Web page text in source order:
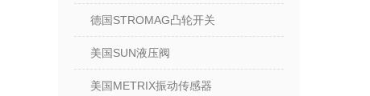
德国STROMAG凸轮开关
美国SUN液压阀
美国METRIX振动传感器